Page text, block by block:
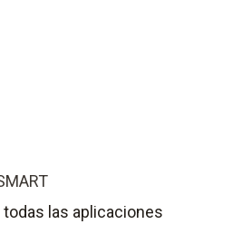
todas las aplicaciones